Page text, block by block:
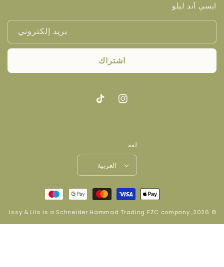
ايسي آند ليلو
بريد إلكتروني
اشتراك
انستغرام تيك
لغة
العربية
© 2026,
Issy & Lilo is aSchneider Hammad Trading FZC company
.